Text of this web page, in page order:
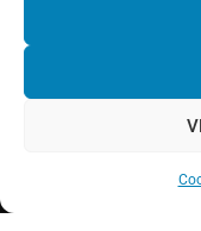
FacebookTwitterLinkedInPinterest